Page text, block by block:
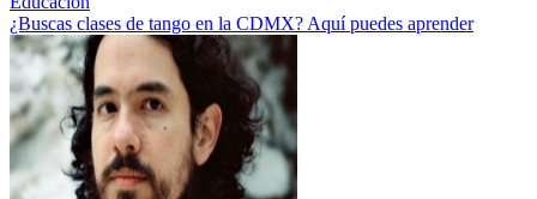
¿Buscas clases de tango en la CDMX? Aquí puedes aprender